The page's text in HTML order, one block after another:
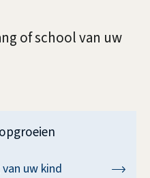
of school van uw
uw kind